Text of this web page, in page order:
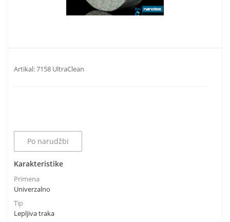
Artikal:7158 UltraClean
Po narudžbi
Karakteristike
Primena
Univerzalno
Tip
Lepljiva traka